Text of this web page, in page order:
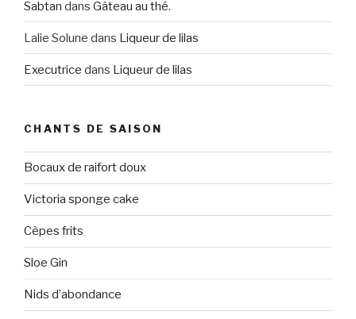
Sabtan dans Gâteau au thé.
Lalie Solune dans Liqueur de lilas
Executrice dans Liqueur de lilas
CHANTS DE SAISON
Bocaux de raifort doux
Victoria sponge cake
Cèpes frits
Sloe Gin
Nids d’abondance